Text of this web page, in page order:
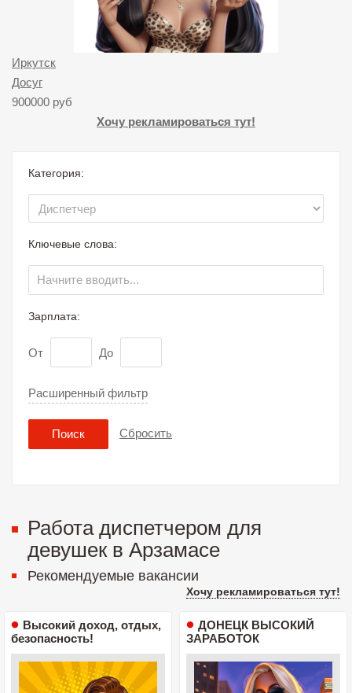
Иркутск
Досуг
900000 руб
Хочу рекламироваться тут!
Категория:
Ключевые слова:
Зарплата:
От До
Расширенный фильтр
Поиск Сбросить
Работа диспетчером для
девушек в Арзамасе
Рекомендуемые вакансии
Хочу рекламироваться тут!
Высокий доход, отдых,
безопасность!
ДОНЕЦК ВЫСОКИЙ
ЗАРАБОТОК